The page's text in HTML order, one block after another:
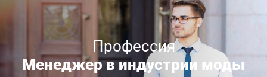
Профессия
Менеджер в индустрии моды